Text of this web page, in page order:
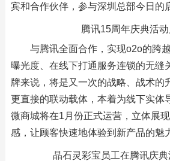
宾和合作伙伴，参与深圳总部今日的
腾讯15周年庆典活
与腾讯全面合作，实现o2o的跨
曝光度、在线下打通服务连锁的无缝
牌来说，将是又一次的战略、战术的
更直接的联动载体，本着为线下实体
微商城将在1月份正式运营，立体展
感，让顾客快速地体验到新产品的魅
晶石灵彩宝员工在腾讯庆